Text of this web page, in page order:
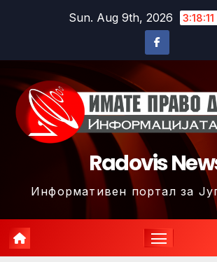
Sun. Aug 9th, 2026 3:18:14
Radovis
Информативен портал за